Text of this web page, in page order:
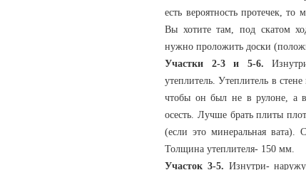
есть вероятность протечек,
Вы хотите там, под скатом
нужно проложить доски
Участки 2-3 и 5-6.
утеплитель. Утеплитель в
чтобы он был не в рулоне, а
осесть. Лучше брать плиты
(если это минеральная
Толщина утеплителя- 150 мм.
Участок 3-5. Изнутри-